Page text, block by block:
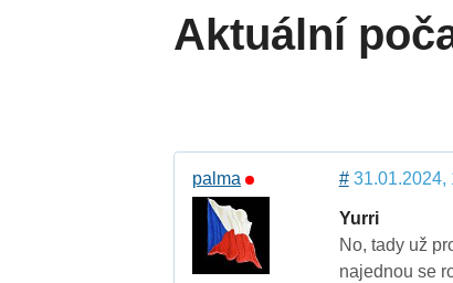
Aktuální
palma #31.01.2024,
Yurri
No, tady už
najednou se